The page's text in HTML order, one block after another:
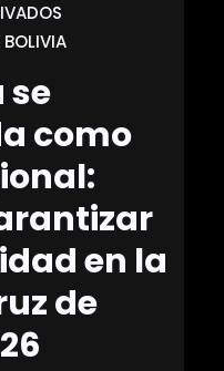
BOLIVIA
se
como
en la
de